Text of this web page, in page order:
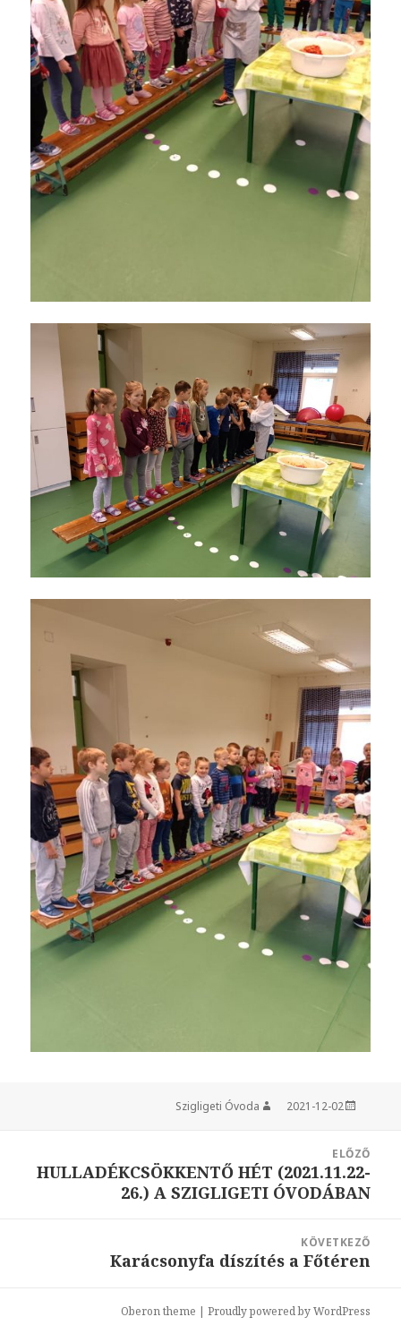
Közzétéve
2021-12-02
Szerző
Szigligeti Óvoda
navigáció
ELŐZŐ
Korábbi
bejegyzések:
HULLADÉKCSÖKKENTŐ HÉT (2021.11.22-
26.) A SZIGLIGETI ÓVODÁBAN
KÖVETKEZŐ
Következő
Karácsonyfa díszítés a Főtéren
Oberon theme | Proudly powered by WordPress